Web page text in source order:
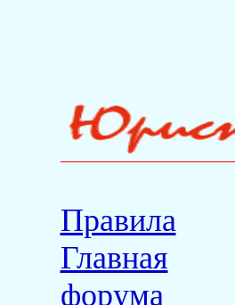
Правила
Главная
форума